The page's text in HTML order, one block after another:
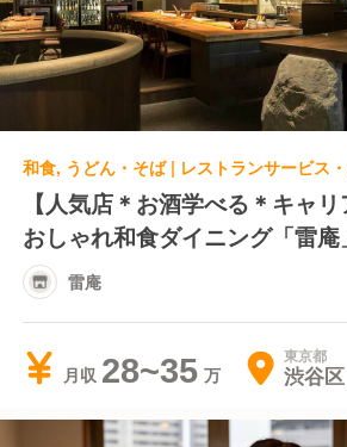
【人気店＊お酒学べる＊キャ
おしゃれ和食ダイニング「雷庵
雷庵
月収 28~35 東京都
渋谷区